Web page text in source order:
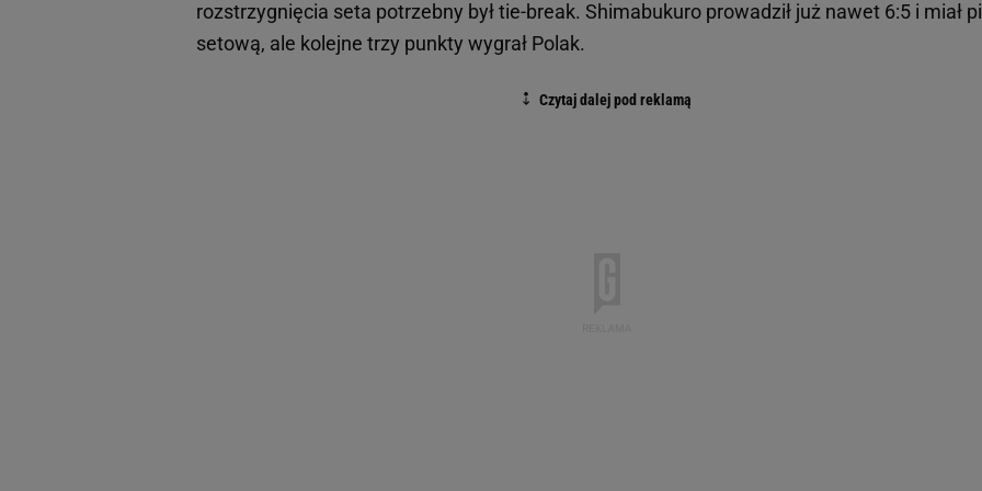
rozstrzygnięcia seta potrzebny był tie-break. Shimabukuro prowadził już nawet 6:5 i miał
setową, ale kolejne trzy punkty wygrał Polak.